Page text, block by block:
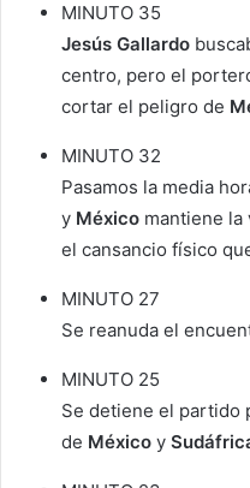
MINUTO 35
Jesús Gallardo
centro, pero el
cortar el peligro de
MINUTO 32
Pasamos la media
y México mantiene la
el cansancio físico
MINUTO 27
Se reanuda el
MINUTO 25
Se detiene el partido
de México y